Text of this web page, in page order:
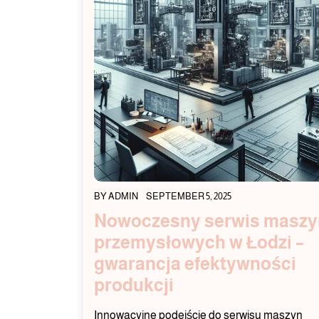
BYADMIN SEPTEMBER 5, 2025
Nowoczesny serwis
przemysłowych w Łodzi –
gwarancja efektywności
produkcji
Innowacyjne podejście do serwisu maszyn